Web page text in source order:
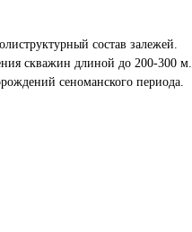
состав залежей.
скважин длиной до 200-300 м.
сеноманского периода.